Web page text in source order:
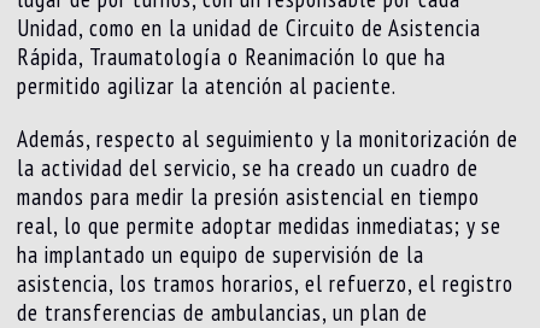
Unidad, como en la unidad de Circuito de Asistencia
Rápida, Traumatología o Reanimación lo que ha
permitido agilizar la atención al paciente.
Además, respecto al seguimiento y la monitorización de
la actividad del servicio, se ha creado un cuadro de
mandos para medir la presión asistencial en tiempo
real, lo que permite adoptar medidas inmediatas; y se
ha implantado un equipo de supervisión de la
asistencia, los tramos horarios, el refuerzo, el registro
de transferencias de ambulancias, un plan de